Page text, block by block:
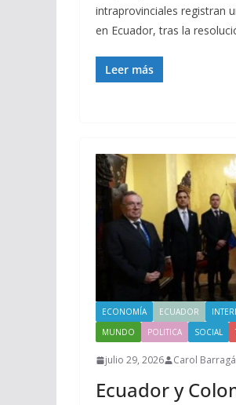
intraprovinciales registran
en Ecuador, tras la
Leer más
ECONOMÍA ECUADOR
MUNDO
POLITICA SOCIAL
julio 29, 2026 Carol
Ecuador y